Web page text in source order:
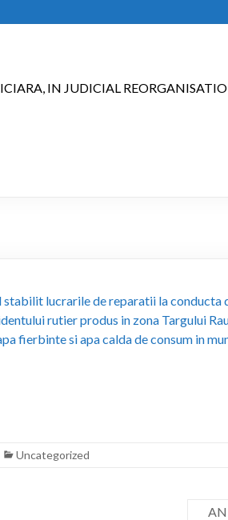
IN JUDICIAL
lucrarile de reparatii la conducta
rutier produs in zona Targului
fierbinte si apa calda de consum in
Uncategorized